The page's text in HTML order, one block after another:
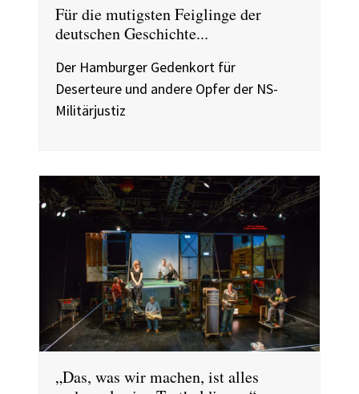
Für die mutigsten Feiglinge der
deutschen Geschichte...
Der Hamburger Gedenkort für
Deserteure und andere Opfer der NS-
Militärjustiz
„Das, was wir machen, ist alles